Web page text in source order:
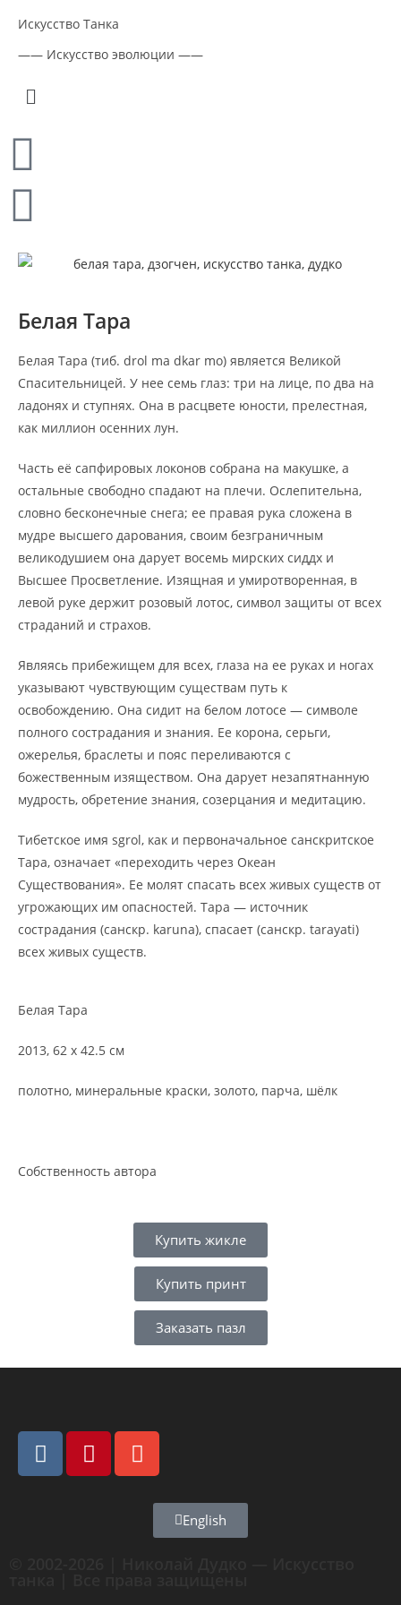
Искусство Танка
—— Искусство эволюции ——
Белая Тара
Белая Тара (тиб. drol ma dkar mo) является Великой
Спасительницей. У нее семь глаз: три на лице, по два на
ладонях и ступнях. Она в расцвете юности, прелестная,
как миллион осенних лун.
Часть её сапфировых локонов собрана на макушке, а
остальные свободно спадают на плечи. Ослепительна,
словно бесконечные снега; ее правая рука сложена в
мудре высшего дарования, своим безграничным
великодушием она дарует восемь мирских сиддх и
Высшее Просветление. Изящная и умиротворенная, в
левой руке держит розовый лотос, символ защиты от всех
страданий и страхов.
Являясь прибежищем для всех, глаза на ее руках и ногах
указывают чувствующим существам путь к
освобождению. Она сидит на белом лотосе — символе
полного сострадания и знания. Ее корона, серьги,
ожерелья, браслеты и пояс переливаются с
божественным изяществом. Она дарует незапятнанную
мудрость, обретение знания, созерцания и медитацию.
Тибетское имя sgrol, как и первоначальное санскритское
Тара, означает «переходить через Океан
Существования». Ее молят спасать всех живых существ от
угрожающих им опасностей. Тара — источник
сострадания (санскр. karuna), спасает (санскр. tarayati)
всех живых существ.
Белая Тара
2013, 62 x 42.5 см
полотно, минеральные краски, золото, парча, шёлк
Собственность автора
Купить жикле
Купить принт
Заказать пазл
English